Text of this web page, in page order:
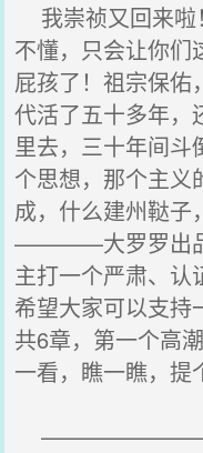
我崇祯又回来啦
不懂，只会让你们
屁孩了！祖宗保佑
代活了五十多年，
里去，三十年间斗
个思想，那个主义
成，什么建州鞑子
————大罗罗出品
主打一个严肃、认
希望大家可以支持
共6章，第一个高
一看，瞧一瞧，提